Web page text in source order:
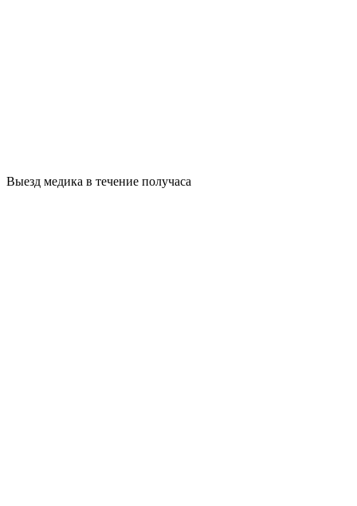
Выезд медика в течение получаса